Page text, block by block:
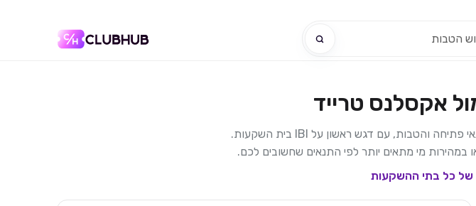
אקסלנס טרייד
פתיחה והטבות, עם דגש ראשון על IBI בית השקעות
.
מי מתאים יותר לפי התנאים שחשובים לכם.
של כל בתי ההשקעות